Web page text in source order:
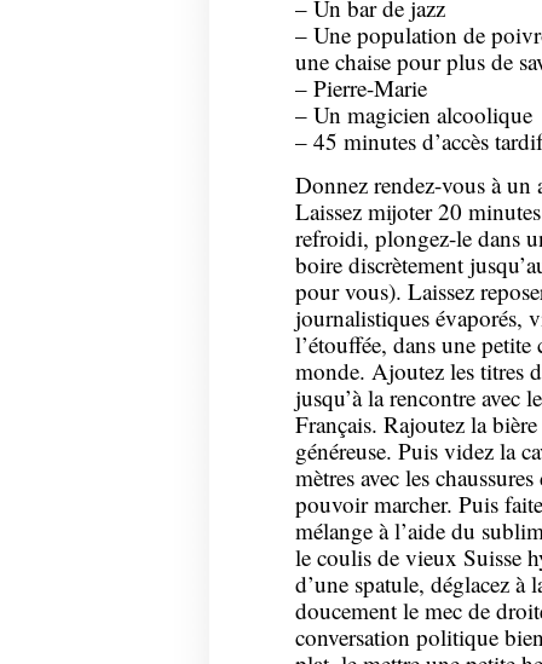
– Un bar de jazz
– Une population de
une chaise pour plus de
– Pierre-Marie
– Un magicien alcoolique
– 45 minutes d’accès
Donnez rendez-vous à un
Laissez mijoter 20
refroidi, plongez-le dans
boire discrètement
pour vous). Laissez
journalistiques évaporés,
l’étouffée, dans une
monde. Ajoutez les titres
jusqu’à la rencontre avec
Français. Rajoutez la
généreuse. Puis videz la
mètres avec les
pouvoir marcher. Puis
mélange à l’aide du
le coulis de vieux Suisse
d’une spatule, déglacez à
doucement le mec de
conversation politique